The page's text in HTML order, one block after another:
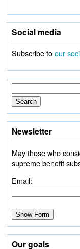
Social media
Subscribe toour
Newsletter
May those who
supreme benefit
Email:
Our goals